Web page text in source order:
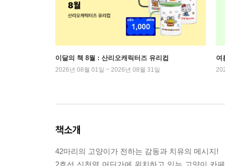
이달의 책 8월 : 산리오캐릭터즈 유리컵
2026년 08월 01일 ~ 2026년 08월 31일
여
책소개
42마리의 고양이가 전하는 감동과 치유의 메시지!
2호선 신천역 어딘가에 위치하고 있는 고양이 카